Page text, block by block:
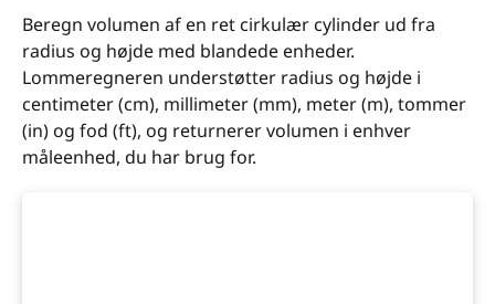
Beregn volumen af en ret cirkulær cylinder ud fra
radius og højde med blandede enheder.
Lommeregneren understøtter radius og højde i
centimeter (cm), millimeter (mm), meter (m), tommer
(in) og fod (ft), og returnerer volumen i enhver
måleenhed, du har brug for.